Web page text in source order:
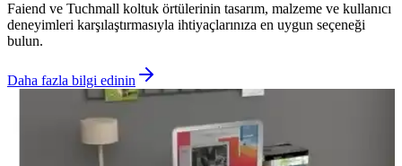
Faiend ve Tuchmall koltuk örtülerinin tasarım, malzeme ve kullanıcı
deneyimleri karşılaştırmasıyla ihtiyaçlarınıza en uygun seçeneği
bulun.
Daha fazla bilgi edinin